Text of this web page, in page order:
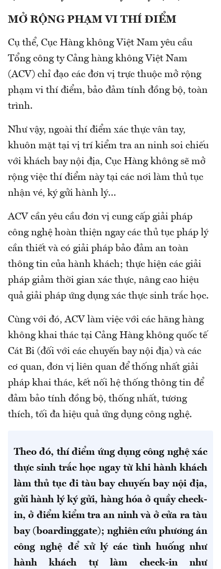
MỞ RỘNG PHẠM VI THÍ ĐIỂM
Cụ thể, Cục Hàng không Việt Nam yêu cầu
Tổng công ty Cảng hàng không Việt Nam
(ACV) chỉ đạo các đơn vị trực thuộc mở rộng
phạm vi thí điểm, bảo đảm tính đồng bộ, toàn
trình.
Như vậy, ngoài thí điểm xác thực vân tay,
khuôn mặt tại vị trí kiểm tra an ninh soi chiếu
với khách bay nội địa, Cục Hàng không sẽ mở
rộng việc thí điểm này tại các nơi làm thủ tục
nhận vé, ký gửi hành lý…
ACV cần yêu cầu đơn vị cung cấp giải pháp
công nghệ hoàn thiện ngay các thủ tục pháp lý
cần thiết và có giải pháp bảo đảm an toàn
thông tin của hành khách; thực hiện các giải
pháp giảm thời gian xác thực, nâng cao hiệu
quả giải pháp ứng dụng xác thực sinh trắc học.
Cùng với đó, ACV làm việc với các hãng hàng
không khai thác tại Cảng Hàng không quốc tế
Cát Bi (đối với các chuyến bay nội địa) và các
cơ quan, đơn vị liên quan để thống nhất giải
pháp khai thác, kết nối hệ thống thông tin để
đảm bảo tính đồng bộ, thống nhất, tương
thích, tối đa hiệu quả ứng dụng công nghệ.
Theo đó, thí điểm ứng dụng công nghệ xác
thực sinh trắc học ngay từ khi hành khách
làm thủ tục đi tàu bay chuyến bay nội địa,
gửi hành lý ký gửi, hàng hóa ở quầy check-
in, ở điểm kiểm tra an ninh và ở cửa ra tàu
bay (boardinggate); nghiên cứu phương án
công nghệ để xử lý các tình huống như
hành khách tự làm check-in như